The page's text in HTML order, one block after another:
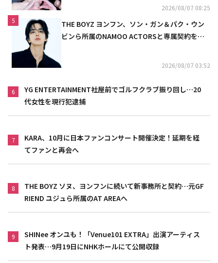
2026/08/07 08:25
5
THE BOYZ ヨンフン、ソン・ガン＆パク・ウン
ビンら所属のNAMOO ACTORSと専属契約を締
2026/08/07 03:52
6
YG ENTERTAINMENT社屋前でゴルフクラブ振り回し…20
代女性を現行犯逮捕
7
KARA、10月に日本ファンコンサート開催決定！延期を経
てファンと再会へ
8
THE BOYZ ソヌ、ヨンフンに続いて新事務所と契約…元GF
RIEND ユジュら所属のAT AREAへ
9
SHINee オンユも！「Venue101 EXTRA」出演アーティス
ト発表…9月19日にNHKホールにて公開収録